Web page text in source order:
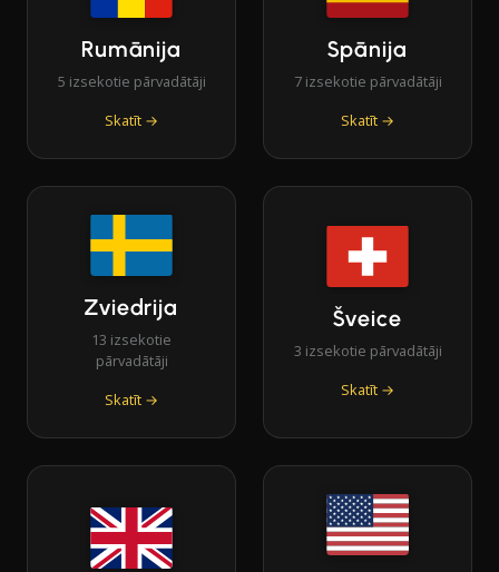
Rumānija
5 izsekotie pārvadātāji
Skatīt →
Spānija
7 izsekotie pārvadātāji
Skatīt →
Zviedrija
13 izsekotie
pārvadātāji
Skatīt →
Šveice
3 izsekotie pārvadātāji
Skatīt →